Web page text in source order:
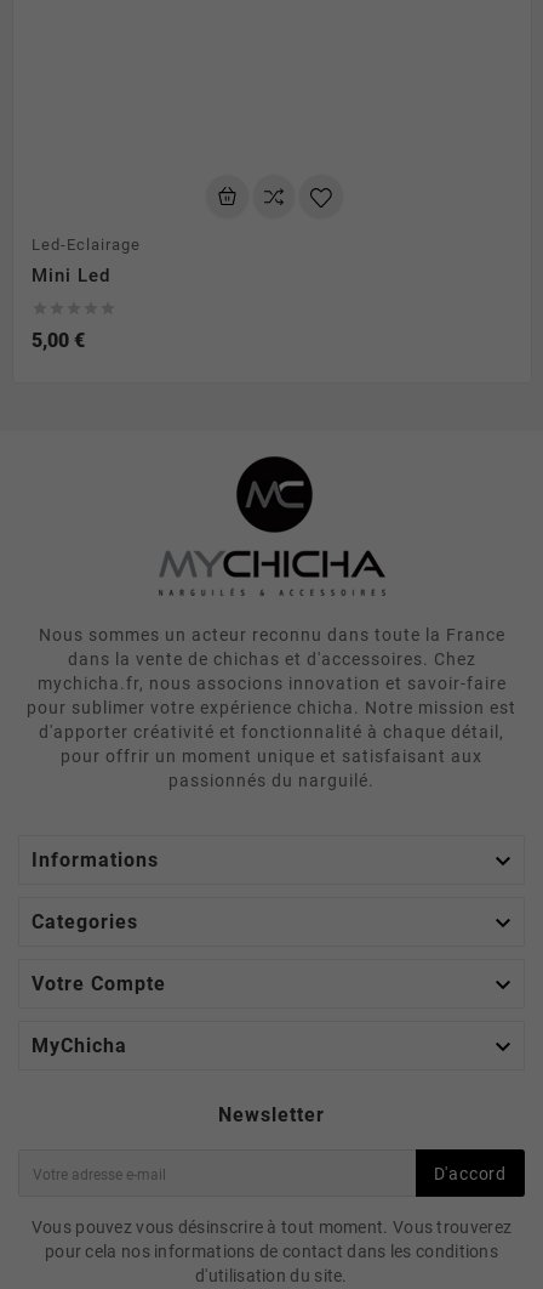
Led-Eclairage
Mini Led
5,00 €
Nous sommes un acteur reconnu dans toute la France
dans la vente de chichas et d'accessoires. Chez
mychicha.fr, nous associons innovation et savoir-faire
pour sublimer votre expérience chicha. Notre mission est
d'apporter créativité et fonctionnalité à chaque détail,
pour offrir un moment unique et satisfaisant aux
passionnés du narguilé.
Informations 
Categories 
Votre Compte 
MyChicha 
Newsletter
D'accord
Vous pouvez vous désinscrire à tout moment. Vous trouverez
pour cela nos informations de contact dans les conditions
d'utilisation du site.